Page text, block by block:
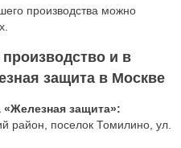
производства можно
и в
защита в Москве
защита»:
район, поселок Томилино, ул.